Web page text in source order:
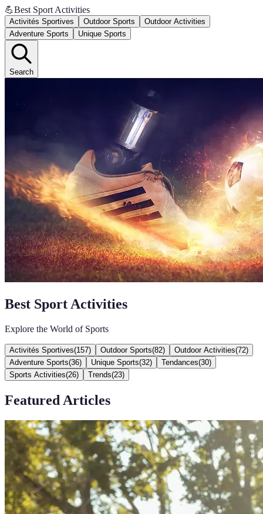
💪Best Sport Activities
Activités Sportives Outdoor Sports
Outdoor Activities
Adventure Sports
Unique Sports
Search
Best Sport Activities
Explore the World of Sports
Activités Sportives(157) Outdoor Sports(82) Outdoor Activities(72)
Adventure Sports(36) Unique Sports(32) Tendances(30)
Sports Activities(26) Trends(23)
Featured Articles